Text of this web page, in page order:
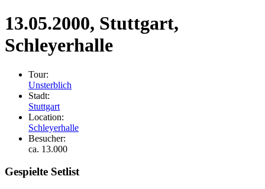
13.05.2000, Stuttgart,
Schleyerhalle
Tour:
Unsterblich
Stadt:
Stuttgart
Location:
Schleyerhalle
Besucher:
ca. 13.000
Gespielte Setlist